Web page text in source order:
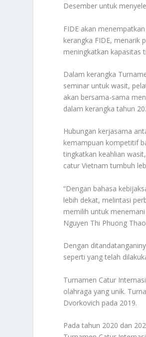
Desember untuk
FIDE akan
kerangka FIDE, menarik
meningkatkan kapasitas
Dalam kerangka
seminar untuk wasit,
akan bersama-sama
dalam kerangka tahun
Hubungan kerjasama
kemampuan kompetitif
tingkatkan keahlian
catur Vietnam tumbuh
“Dengan bahasa
lebih dekat, melintasi
memilih untuk
Nguyen Thi Phuong
Dengan
seperti yang telah
Turnamen Catur
olahraga yang unik.
Dvorkovich pada 2019.
Pada tahun 2020 dan